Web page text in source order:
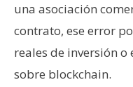
una asociación
contrato, ese error
reales de inversión o
sobre blockchain.